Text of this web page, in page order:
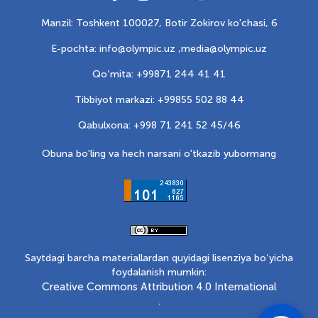
Manzil: Toshkent 100027, Botir Zokirov ko'chasi, 6
E-pochta: info@olympic.uz ,media@olympic.uz
Qo‘mita: +99871 244 41 41
Tibbiyot markazi: +99855 502 88 44
Qabulxona: +998 71 241 52 45/46
Obuna bo'ling va hech narsani o'tkazib yubormang
Saytdagi barcha materiallardan quyidagi lisenziya bo‘yicha
foydalanish mumkin:
Creative Commons Attribution 4.0 International
.